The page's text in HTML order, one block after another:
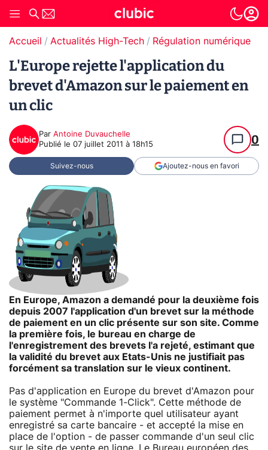
Accueil Actualités High-Tech Régulation numérique
L'Europe rejette l'application du
brevet d'Amazon sur le paiement en
un clic
Par Antoine Duvauchelle
Publié le 07 juillet 2011 à 18h15 0
Suivez-nous Ajoutez-nous en favori
En Europe, Amazon a demandé pour la deuxième fois
depuis 2007 l'application d'un brevet sur la méthode
de paiement en un clic présente sur son site. Comme
la première fois, le bureau en charge de
l'enregistrement des brevets l'a rejeté, estimant que
la validité du brevet aux Etats-Unis ne justifiait pas
forcément sa translation sur le vieux continent.
Pas d'application en Europe du brevet d'Amazon pour
le système "Commande 1-Click". Cette méthode de
paiement permet à n'importe quel utilisateur ayant
enregistré sa carte bancaire - et accepté la mise en
place de l'option - de passer commande d'un seul clic
sur le site de vente en ligne. Le Bureau européen des